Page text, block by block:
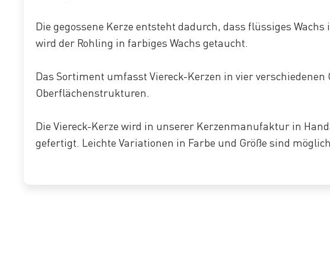
Die gegossene Kerze entsteht dadurch, dass flüssiges
wird der Rohling in farbiges Wachs getaucht.
Das Sortiment umfasst Viereck-Kerzen in vier verschiedenen
Oberflächenstrukturen.
Die Viereck-Kerze wird in unserer Kerzenmanufaktur in
gefertigt. Leichte Variationen in Farbe und Größe sind